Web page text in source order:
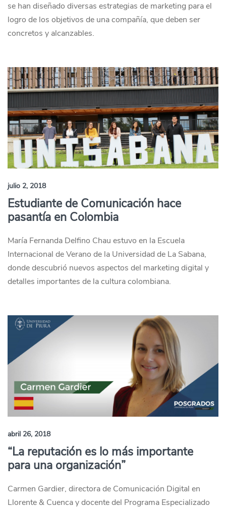
se han diseñado diversas estrategias de marketing para el
logro de los objetivos de una compañía, que deben ser
concretos y alcanzables.
julio 2, 2018
Estudiante de Comunicación hace
pasantía en Colombia
María Fernanda Delfino Chau estuvo en la Escuela
Internacional de Verano de la Universidad de La Sabana,
donde descubrió nuevos aspectos del marketing digital y
detalles importantes de la cultura colombiana.
abril 26, 2018
“La reputación es lo más importante
para una organización”
Carmen Gardier, directora de Comunicación Digital en
Llorente & Cuenca y docente del Programa Especializado